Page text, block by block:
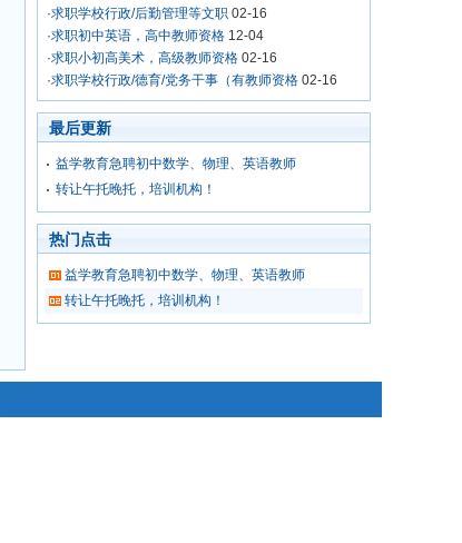
·求职学校行政/后勤管理等文职 02-16
·求职初中英语，高中教师资格 12-04
·求职小初高美术，高级教师资格 02-16
·求职学校行政/德育/党务干事（有教师资格 02-16
最后更新
益学教育急聘初中数学、物理、英语教师
转让午托晚托，培训机构！
热门点击
益学教育急聘初中数学、物理、英语教师
转让午托晚托，培训机构！